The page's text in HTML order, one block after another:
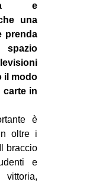
e
una
prenda
il modo
in
è
oltre i
braccio
e